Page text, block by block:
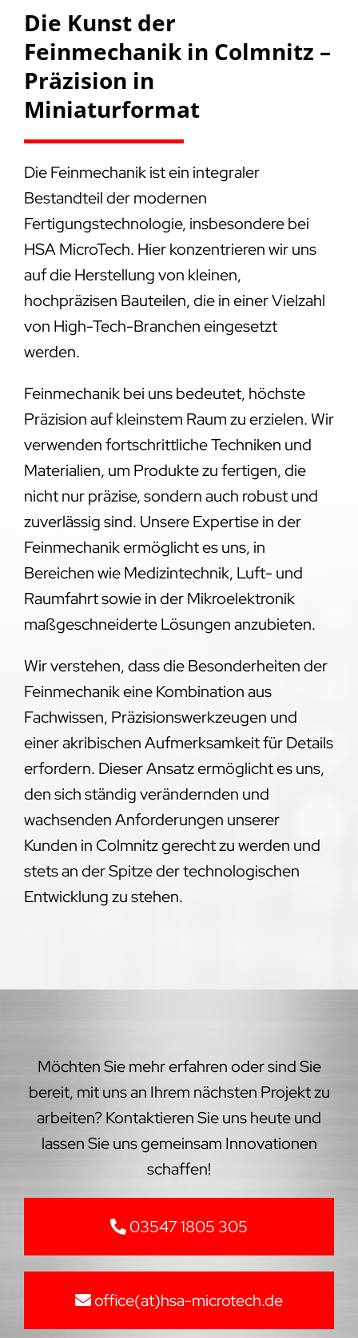
Die Kunst der
Feinmechanik in Colmnitz –
Präzision in
Miniaturformat
Die Feinmechanik ist ein integraler
Bestandteil der modernen
Fertigungstechnologie, insbesondere bei
HSA MicroTech. Hier konzentrieren wir uns
auf die Herstellung von kleinen,
hochpräzisen Bauteilen, die in einer Vielzahl
von High-Tech-Branchen eingesetzt
werden.
Feinmechanik bei uns bedeutet, höchste
Präzision auf kleinstem Raum zu erzielen. Wir
verwenden fortschrittliche Techniken und
Materialien, um Produkte zu fertigen, die
nicht nur präzise, sondern auch robust und
zuverlässig sind. Unsere Expertise in der
Feinmechanik ermöglicht es uns, in
Bereichen wie Medizintechnik, Luft- und
Raumfahrt sowie in der Mikroelektronik
maßgeschneiderte Lösungen anzubieten.
Wir verstehen, dass die Besonderheiten der
Feinmechanik eine Kombination aus
Fachwissen, Präzisionswerkzeugen und
einer akribischen Aufmerksamkeit für Details
erfordern. Dieser Ansatz ermöglicht es uns,
den sich ständig verändernden und
wachsenden Anforderungen unserer
Kunden in Colmnitz gerecht zu werden und
stets an der Spitze der technologischen
Entwicklung zu stehen.
Möchten Sie mehr erfahren oder sind Sie
bereit, mit uns an Ihrem nächsten Projekt zu
arbeiten? Kontaktieren Sie uns heute und
lassen Sie uns gemeinsam Innovationen
schaffen!
03547 1805 305
office(at)hsa-microtech.de